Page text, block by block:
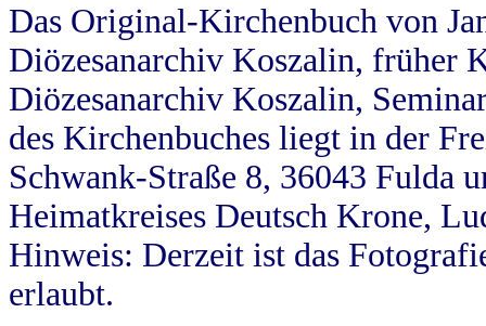
Das Original-Kirchenbuch von
Diözesanarchiv Koszalin, früher
Diözesanarchiv Koszalin,
des Kirchenbuches liegt in der
Schwank-Straße 8, 36043 Fulda
Heimatkreises Deutsch Krone,
Hinweis: Derzeit ist das
erlaubt.